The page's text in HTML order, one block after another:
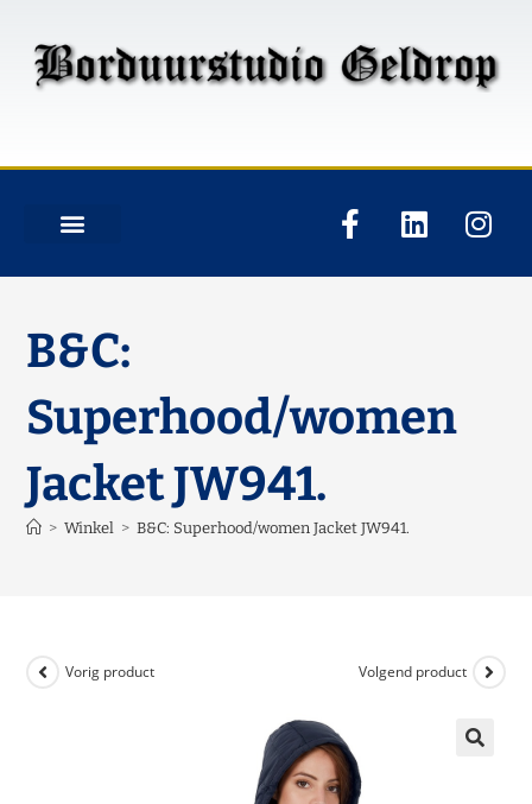
B&C:
Superhood/women
Jacket JW941.
> Winkel > B&C: Superhood/women Jacket JW941.
Vorig product Volgend product